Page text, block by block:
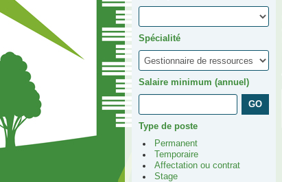
Spécialité
Salaire minimum (annuel)
Type de poste
Permanent
Temporaire
Affectation ou contrat
Stage